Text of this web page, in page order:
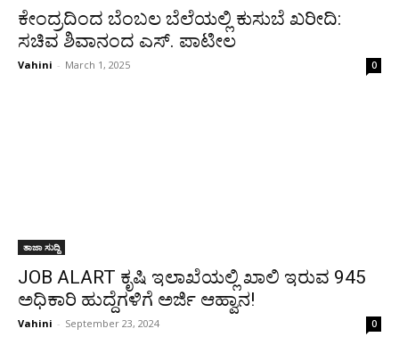
ಕೇಂದ್ರದಿಂದ ಬೆಂಬಲ ಬೆಲೆಯಲ್ಲಿ ಕುಸುಬೆ ಖರೀದಿ:
ಸಚಿವ ಶಿವಾನಂದ ಎಸ್. ಪಾಟೀಲ
Vahini - March 1, 2025 0
ತಾಜಾ ಸುದ್ದಿ
JOB ALART ಕೃಷಿ ಇಲಾಖೆಯಲ್ಲಿ ಖಾಲಿ ಇರುವ 945
ಅಧಿಕಾರಿ ಹುದ್ದೆಗಳಿಗೆ ಅರ್ಜಿ ಆಹ್ವಾನ!
Vahini - September 23, 2024 0